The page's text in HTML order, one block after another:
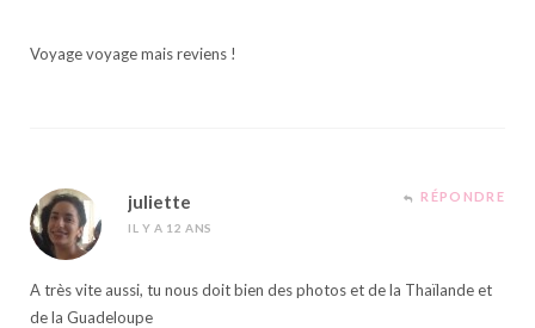
Voyage voyage mais reviens !
juliette
IL Y A 12 ANS
RÉPONDRE
A très vite aussi, tu nous doit bien des photos et de la Thaïlande et
de la Guadeloupe